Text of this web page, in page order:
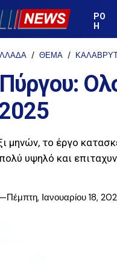
ΡΟ
Η
ΘΕΜΑ
μηνών, το έργο
υψηλό και
Πέμπτη, Ιανουαρίου 18,